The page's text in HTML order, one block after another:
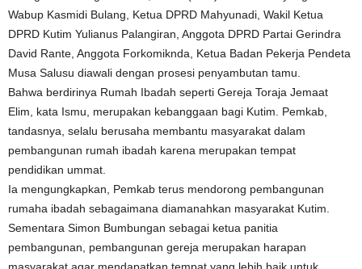
Wabup Kasmidi Bulang, Ketua DPRD Mahyunadi, Wakil Ketua
DPRD Kutim Yulianus Palangiran, Anggota DPRD Partai Gerindra
David Rante, Anggota Forkomiknda, Ketua Badan Pekerja Pendeta
Musa Salusu diawali dengan prosesi penyambutan tamu.
Bahwa berdirinya Rumah Ibadah seperti Gereja Toraja Jemaat
Elim, kata Ismu, merupakan kebanggaan bagi Kutim. Pemkab,
tandasnya, selalu berusaha membantu masyarakat dalam
pembangunan rumah ibadah karena merupakan tempat
pendidikan ummat.
Ia mengungkapkan, Pemkab terus mendorong pembangunan
rumaha ibadah sebagaimana diamanahkan masyarakat Kutim.
Sementara Simon Bumbungan sebagai ketua panitia
pembangunan, pembangunan gereja merupakan harapan